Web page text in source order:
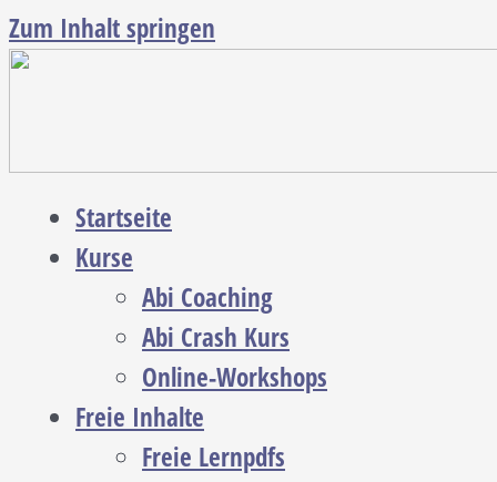
Zum Inhalt springen
Startseite
Kurse
Abi Coaching
Abi Crash Kurs
Online-Workshops
Freie Inhalte
Freie Lernpdfs